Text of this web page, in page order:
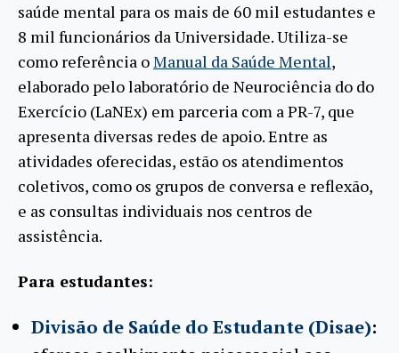
saúde mental para os mais de 60 mil estudantes e
8 mil funcionários da Universidade. Utiliza-se
como referência oManual da Saúde Mental,
elaborado pelo laboratório de Neurociência do do
Exercício (LaNEx) em parceria com a PR-7, que
apresenta diversas redes de apoio. Entre as
atividades oferecidas, estão os atendimentos
coletivos, como os grupos de conversa e reflexão,
e as consultas individuais nos centros de
assistência.
Para estudantes:
Divisão de Saúde do Estudante (Disae):